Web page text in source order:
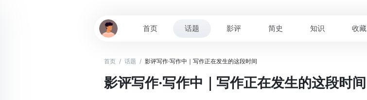
首页 话题 影评 简史 知识 收藏
首页 / 话题 / 影评写作·写作中｜写作正在发生的这段时间
影评写作·写作中｜写作正在发生的这段时间